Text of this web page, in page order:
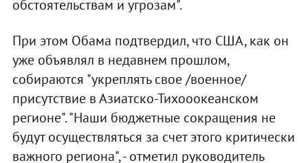
обстоятельствам и угрозам".
При этом Обама подтвердил, что США, как он
уже объявлял в недавнем прошлом,
собираются "укреплять свое /военное/
присутствие в Азиатско-Тихооокеанском
регионе". "Наши бюджетные сокращения не
будут осуществляться за счет этого критически
важного региона", - отметил руководитель